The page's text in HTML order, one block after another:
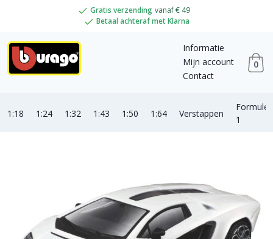
Gratis verzending vanaf € 49
Betaal achteraf met Klarna
Informatie
Mijn account
Contact
0
1:18 1:24 1:32 1:43 1:50 1:64 Verstappen
Formule
1